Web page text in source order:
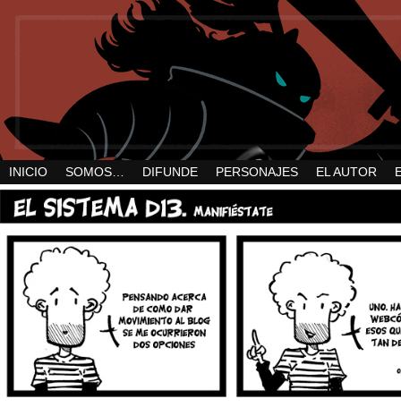
INICIO SOMOS… DIFUNDE PERSONAJES EL AUTOR